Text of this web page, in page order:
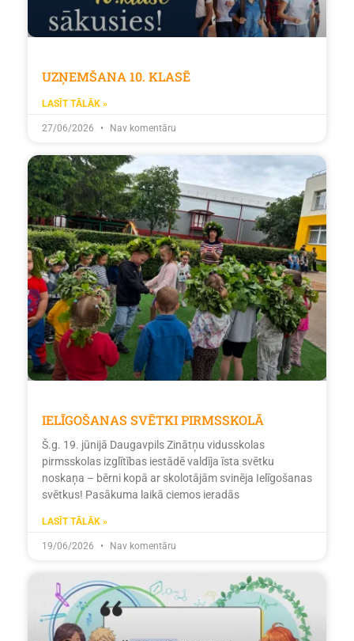
UZŅEMŠANA 10. KLASĒ
LASĪT TĀLĀK »
27/06/2026 Nav komentāru
IELĪGOŠANAS SVĒTKI PIRMSSKOLĀ
Š.g. 19. jūnijā Daugavpils Zinātņu vidusskolas
pirmsskolas izglītības iestādē valdīja īsta svētku
noskaņa – bērni kopā ar skolotājām svinēja Ielīgošanas
svētkus! Pasākuma laikā ciemos ieradās
LASĪT TĀLĀK »
19/06/2026 Nav komentāru